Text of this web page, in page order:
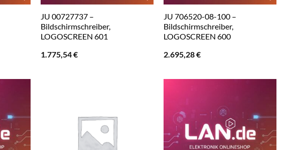
JU 00727737 –
Bildschirmschreiber,
LOGOSCREEN 601
1.775,54€
JU 706520-08-100 –
Bildschirmschreiber,
LOGOSCREEN 600
2.695,28€